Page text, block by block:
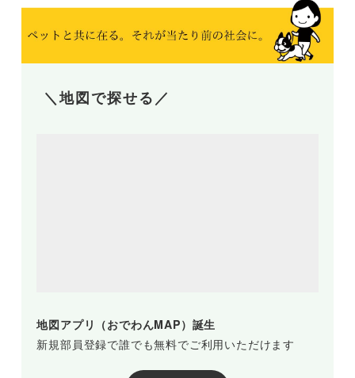
＼地図で探せる／
地図アプリ（おでわんMAP）誕生
新規部員登録で誰でも無料でご利用いただけます